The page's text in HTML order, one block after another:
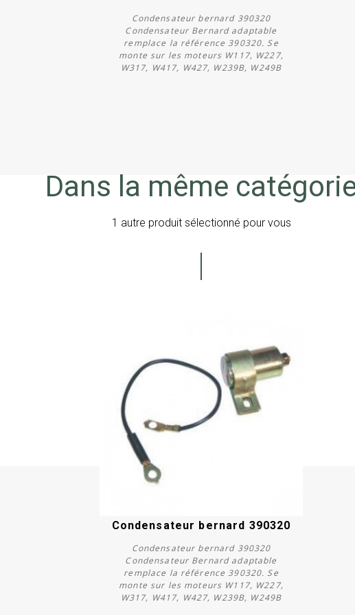
Condensateur bernard 390320
Condensateur Bernard adaptable
remplace la référence 390320. Se
monte sur les moteurs W117, W227,
W317, W417, W427, W239B, W249B
Dans la même
1 autre produit sélectionné pour vous
Condensateur bernard 390320
Condensateur bernard 390320
Condensateur Bernard adaptable
remplace la référence 390320. Se
monte sur les moteurs W117, W227,
W317, W417, W427, W239B, W249B